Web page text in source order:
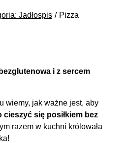
Jadłospis Pizza
i z sercem
wiemy, jak ważne jest, aby
cieszyć się posiłkiem bez
razem w kuchni królowała